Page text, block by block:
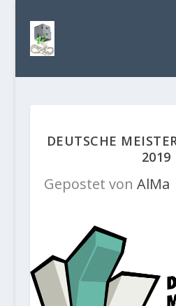
DEUTSCHE
2019
Gepostet von AlMa